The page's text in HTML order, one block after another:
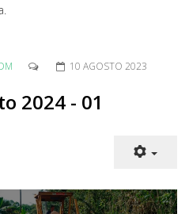
10 AGOSTO 2023
2024 - 01